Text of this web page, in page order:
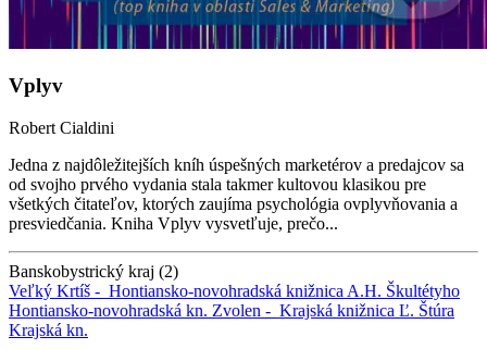
Vplyv
Robert Cialdini
Jedna z najdôležitejších kníh úspešných marketérov a predajcov sa
od svojho prvého vydania stala takmer kultovou klasikou pre
všetkých čitateľov, ktorých zaujíma psychológia ovplyvňovania a
presviedčania. Kniha Vplyv vysvetľuje, prečo...
Banskobystrický kraj (2)
Veľký Krtíš - Hontiansko-novohradská knižnica A.H. Škultétyho
Hontiansko-novohradská kn. Zvolen - Krajská knižnica Ľ. Štúra
Krajská kn.